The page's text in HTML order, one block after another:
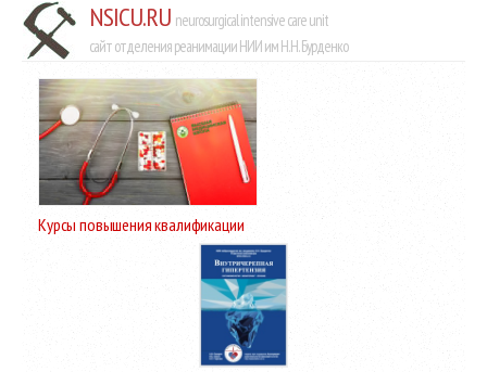
NSICU.RU neurosurgical intensive care unit
сайт отделения реанимации НИИ им Н.Н. Бурденко
Курсы повышения квалификации